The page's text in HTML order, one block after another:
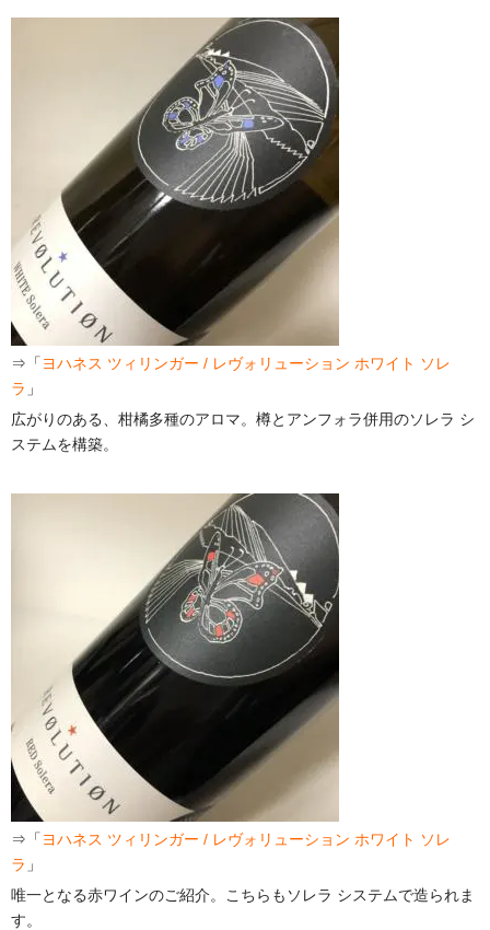
⇒「 ヨハネス ツィリンガー / レヴォリューション ホワイト ソレ
ラ 」
広がりのある、柑橘多種のアロマ。樽とアンフォラ併用のソレラ シ
ステムを構築。
⇒「 ヨハネス ツィリンガー / レヴォリューション ホワイト ソレ
ラ 」
唯一となる赤ワインのご紹介。こちらもソレラ システムで造られま
す。